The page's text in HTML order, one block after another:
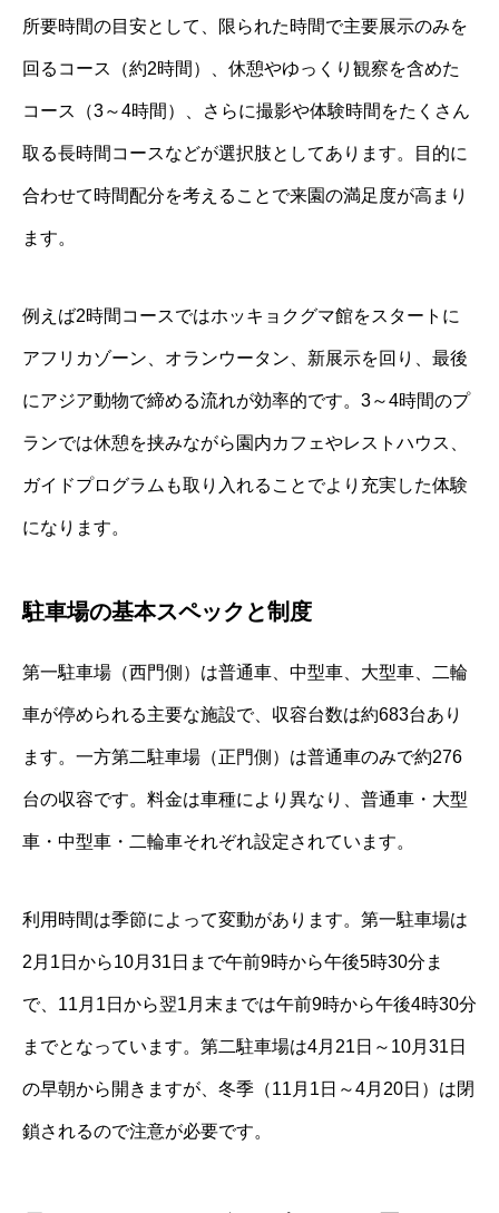
所要時間の目安として、限られた時間で主要展示のみを
回るコース（約2時間）、休憩やゆっくり観察を含めた
コース（3～4時間）、さらに撮影や体験時間をたくさん
取る長時間コースなどが選択肢としてあります。目的に
合わせて時間配分を考えることで来園の満足度が高まり
ます。
例えば2時間コースではホッキョクグマ館をスタートに
アフリカゾーン、オランウータン、新展示を回り、最後
にアジア動物で締める流れが効率的です。3～4時間のプ
ランでは休憩を挟みながら園内カフェやレストハウス、
ガイドプログラムも取り入れることでより充実した体験
になります。
駐車場の基本スペックと制度
第一駐車場（西門側）は普通車、中型車、大型車、二輪
車が停められる主要な施設で、収容台数は約683台あり
ます。一方第二駐車場（正門側）は普通車のみで約276
台の収容です。料金は車種により異なり、普通車・大型
車・中型車・二輪車それぞれ設定されています。
利用時間は季節によって変動があります。第一駐車場は
2月1日から10月31日まで午前9時から午後5時30分ま
で、11月1日から翌1月末までは午前9時から午後4時30分
までとなっています。第二駐車場は4月21日～10月31日
の早朝から開きますが、冬季（11月1日～4月20日）は閉
鎖されるので注意が必要です。